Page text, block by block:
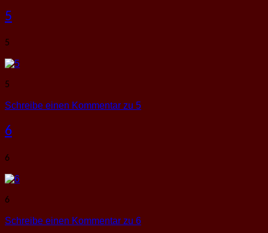
5
5
5
Schreibe einen Kommentar zu 5
6
6
6
Schreibe einen Kommentar zu 6